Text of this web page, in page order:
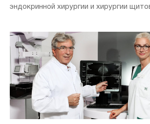
эндокринной хирургии и хирургии
каждого пациента, чтобы как можно
восстановить нормальную работу